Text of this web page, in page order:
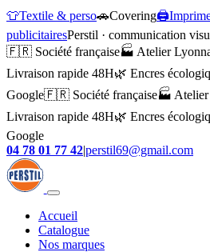
👕Textile & perso🚗Covering🖨️
publicitairesPerstil · communication
🇫🇷 Société française🏭 Atelier
Livraison rapide 48H🌿 Encres
Google🇫🇷 Société française🏭 Atelier
Livraison rapide 48H🌿 Encres
Google
04 78 01 77 42|perstil69@gmail.com
Accueil
Catalogue
Nos marques